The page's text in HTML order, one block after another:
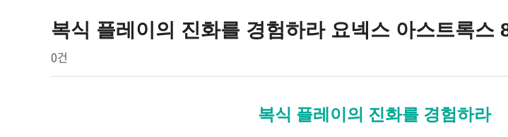
product
복식 플레이의 진화를 경험하라 요넥스 아스트록스
작
성
배
드
댓
글
0건
복식 플레이의 진화를 경험하라